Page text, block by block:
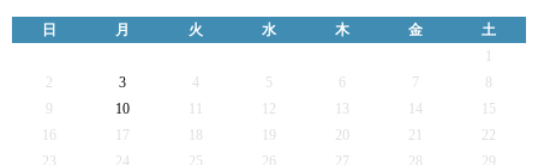
日 月 火 水 木 金
土
2
3 4 5 6 7
9
10 12 13 14
15
16
17 19 20 21
22
23
24 25 26 27 28
29